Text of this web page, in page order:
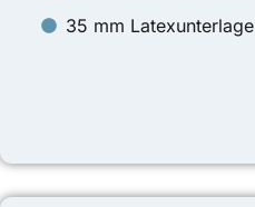
35 mm Latexunterlage